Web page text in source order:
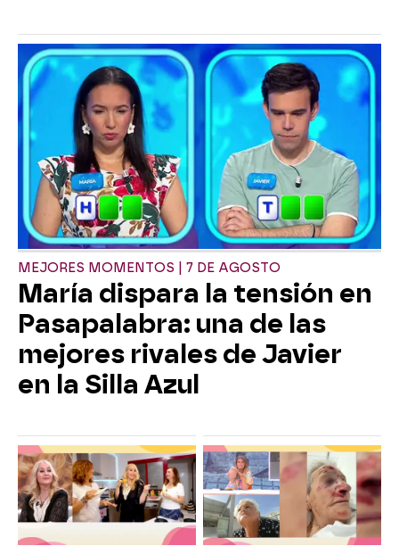
MEJORES MOMENTOS | 7 DE AGOSTO
María dispara la tensión en
Pasapalabra: una de las
mejores rivales de Javier
en la Silla Azul